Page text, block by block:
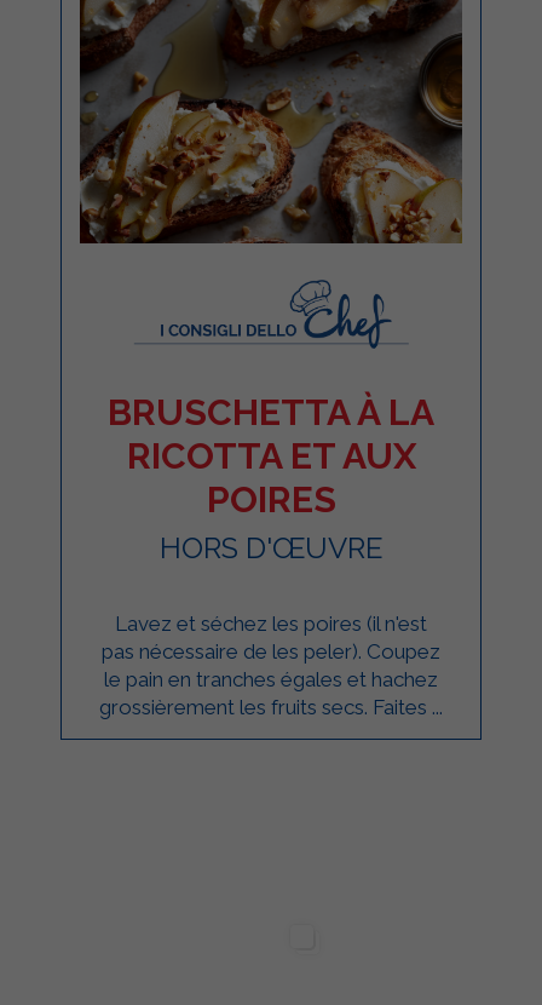
BRUSCHETTA À LA
RICOTTA ET AUX
POIRES
HORS D'ŒUVRE
Lavez et séchez les poires (il n'est
pas nécessaire de les peler). Coupez
le pain en tranches égales et hachez
grossièrement les fruits secs. Faites ...